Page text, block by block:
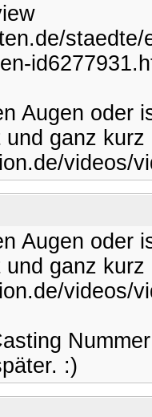
Augen oder
ganz kurz
videos/
Augen oder
ganz kurz
videos/
:)